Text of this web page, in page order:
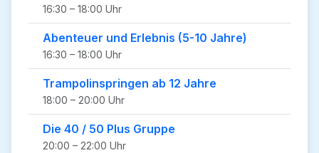
16:30 – 18:00 Uhr
Abenteuer und Erlebnis (5-10 Jahre)
16:30 – 18:00 Uhr
Trampolinspringen ab 12 Jahre
18:00 – 20:00 Uhr
Die 40 / 50 Plus Gruppe
20:00 – 22:00 Uhr